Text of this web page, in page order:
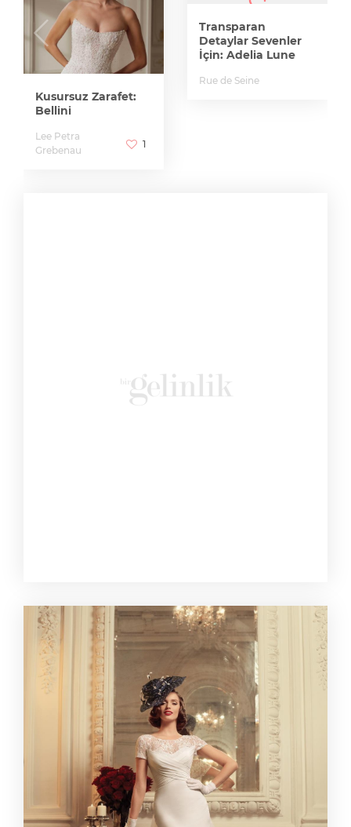
Kusursuz Zarafet:
Bellini
Lee Petra
Grebenau
1
Transparan
Detaylar Sevenler
İçin: Adelia Lune
Rue de Seine